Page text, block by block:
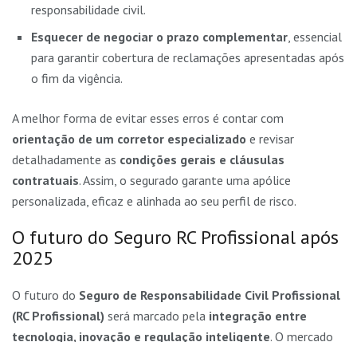
responsabilidade civil.
Esquecer de negociar o prazo complementar , essencial
para garantir cobertura de reclamações apresentadas após
o fim da vigência.
A melhor forma de evitar esses erros é contar com
orientação de um corretor especializado e revisar
detalhadamente as condições gerais e cláusulas
contratuais. Assim, o segurado garante uma apólice
personalizada, eficaz e alinhada ao seu perfil de risco.
O futuro do Seguro RC Profissional após
2025
O futuro do Seguro de Responsabilidade Civil Profissional
(RC Profissional) será marcado pela integração entre
tecnologia, inovação e regulação inteligente. O mercado